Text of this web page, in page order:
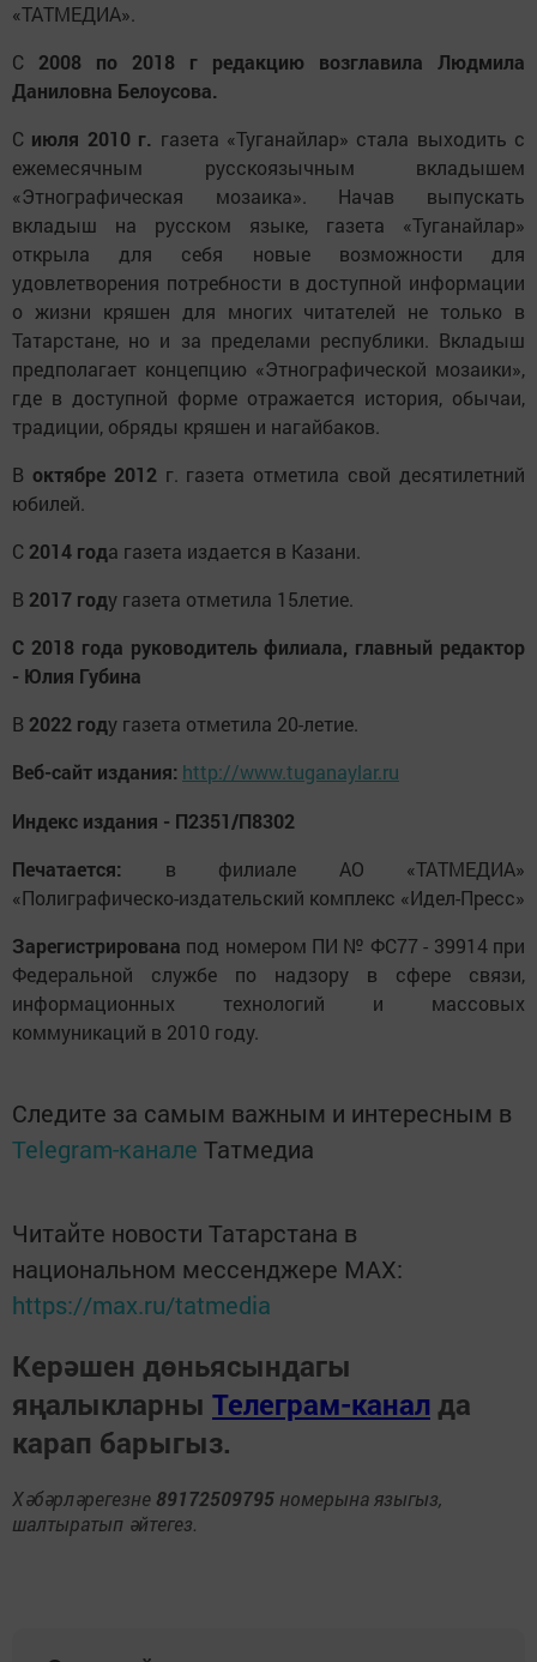
«ТАТМЕДИА».
С 2008 по 2018 г редакцию возглавила Людмила
Даниловна Белоусова.
С июля 2010 г. газета «Туганайлар» стала выходить с
ежемесячным русскоязычным вкладышем
«Этнографическая мозаика». Начав выпускать
вкладыш на русском языке, газета «Туганайлар»
открыла для себя новые возможности для
удовлетворения потребности в доступной информации
о жизни кряшен для многих читателей не только в
Татарстане, но и за пределами республики. Вкладыш
предполагает концепцию «Этнографической мозаики»,
где в доступной форме отражается история, обычаи,
традиции, обряды кряшен и нагайбаков.
В октябре 2012г. газета отметила свой десятилетний
юбилей.
С 2014 года газета издается в Казани.
В 2017 году газета отметила 15летие.
С 2018 года руководитель филиала, главный редактор
- Юлия Губина
В 2022 году газета отметила 20-летие.
Веб-сайт издания: http://www.tuganaylar.ru
Индекс издания - П2351/П8302
Печатается: в филиале АО «ТАТМЕДИА»
«Полиграфическо-издательский комплекс «Идел-Пресс»
Зарегистрирована под номером ПИ № ФС77 - 39914 при
Федеральной службе по надзору в сфере связи,
информационных технологий и массовых
коммуникаций в 2010 году.
Следите за самым важным и интересным в
Telegram-канале Татмедиа
Читайте новости Татарстана в
национальном мессенджере MАХ:
https://max.ru/tatmedia
Керәшен дөньясындагы
яңалыкларны Телеграм-канал да
карап барыгыз.
Хәбәрләрегезне 89172509795 номерына языгыз,
шалтыратып әйтегез.